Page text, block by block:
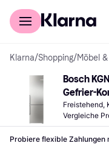
Für Shopper
Klarna/Shopping/Möbel
Bosch
Gefrier-
Freistehend,
Vergleiche
Probiere flexible Zahlungen